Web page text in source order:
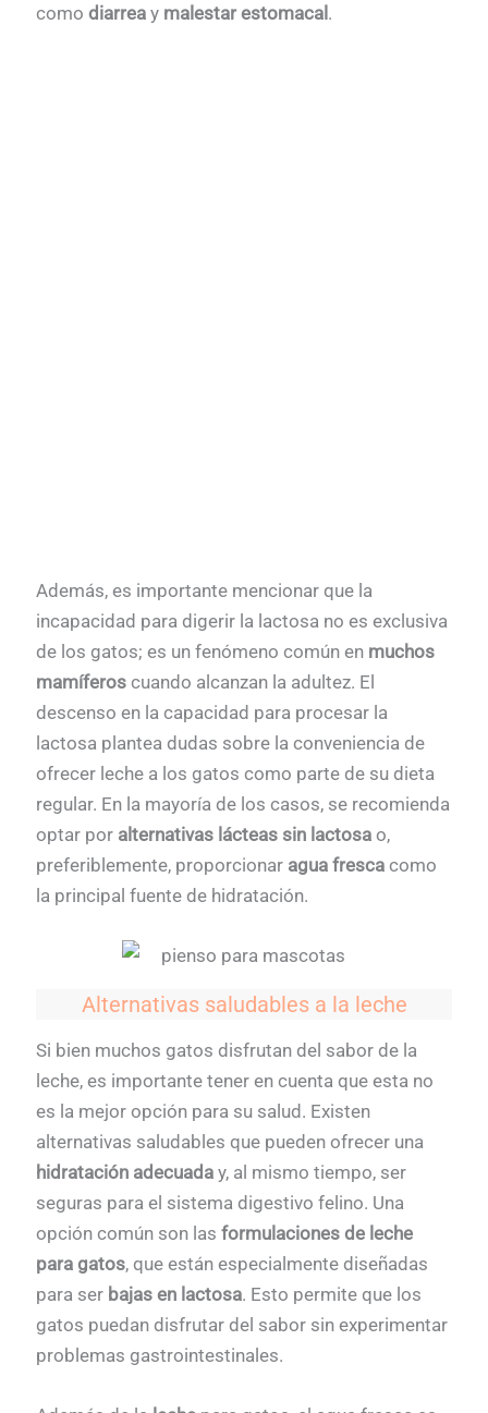
comodiarreay malestar estomacal.
Además, es importante mencionar que la
incapacidad para digerir la lactosa no es exclusiva
de los gatos; es un fenómeno común en muchos
mamíferos cuando alcanzan la adultez. El
descenso en la capacidad para procesar la
lactosa plantea dudas sobre la conveniencia de
ofrecer leche a los gatos como parte de su dieta
regular. En la mayoría de los casos, se recomienda
optar por alternativas lácteas sin lactosao,
preferiblemente, proporcionar agua fresca como
la principal fuente de hidratación.
Alternativas saludables a la leche
Si bien muchos gatos disfrutan del sabor de la
leche, es importante tener en cuenta que esta no
es la mejor opción para su salud. Existen
alternativas saludables que pueden ofrecer una
hidratación adecuada y, al mismo tiempo, ser
seguras para el sistema digestivo felino. Una
opción común son lasformulaciones de leche
para gatos, que están especialmente diseñadas
para ser bajas en lactosa. Esto permite que los
gatos puedan disfrutar del sabor sin experimentar
problemas gastrointestinales.